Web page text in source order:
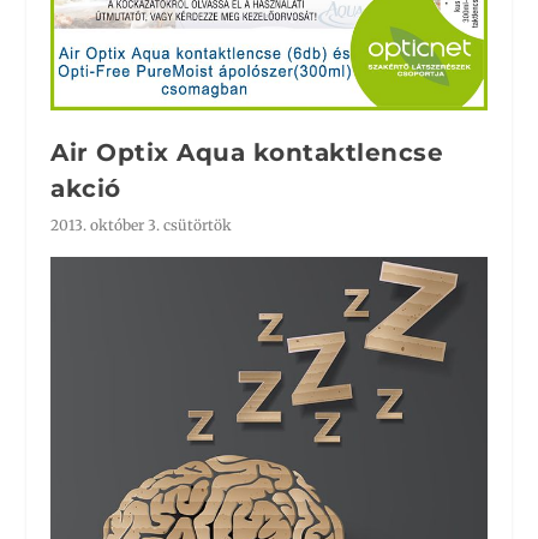
Air Optix Aqua kontaktlencse
akció
2013. október 3. csütörtök